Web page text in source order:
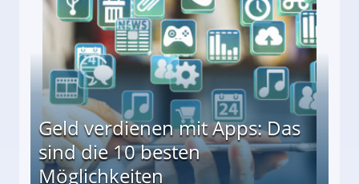
Geld verdienen mit Apps: Das
sind die 10 besten
Möglichkeiten